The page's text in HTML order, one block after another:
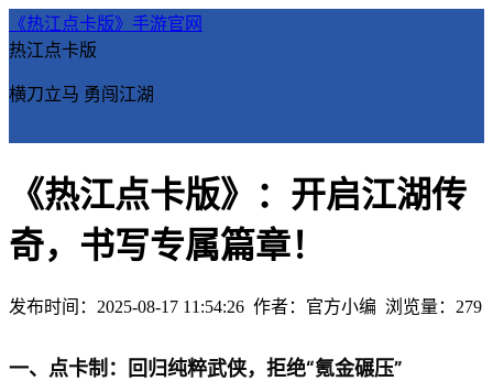
《热江点卡版》手游官网
热江点卡版
横刀立马 勇闯江湖
《热江点卡版》：开启江湖传
奇，书写专属篇章！
发布时间：2025-08-17 11:54:26 作者：官方小编 浏览量： 279
一、点卡制：回归纯粹武侠，拒绝“氪金碾压”